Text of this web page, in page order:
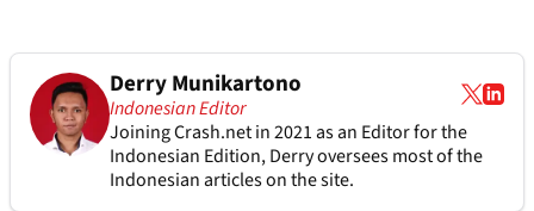
Derry Munikartono
Indonesian Editor
Joining Crash.net in 2021 as an Editor for the
Indonesian Edition, Derry oversees most of the
Indonesian articles on the site.